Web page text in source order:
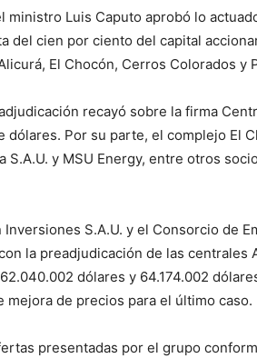
Luis Caputo aprobó lo
del cien por ciento del capital
El Chocón, Cerros Colorados y
recayó sobre la firma
Por su parte, el complejo El
y MSU Energy, entre otros
S.A.U. y el Consorcio de
la preadjudicación de las centrales
dólares y 64.174.002
de precios para el último caso.
presentadas por el grupo